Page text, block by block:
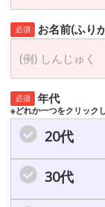
必須 お名前(ふり
必須 年代
※どれか一つをクリック
20代
30代